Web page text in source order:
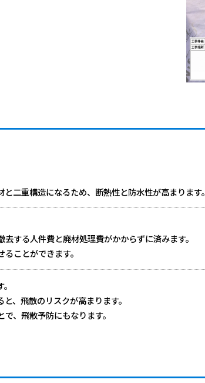
二重構造になるため、断熱性と防水性が高まります。
する人件費と廃材処理費がかからずに済みます。
ことができます。
、飛散のリスクが高まります。
、飛散予防にもなります。